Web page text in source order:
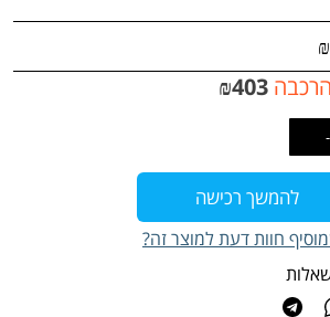
₪
₪403
להמשך רכישה
חוות דעת למוצר זה?